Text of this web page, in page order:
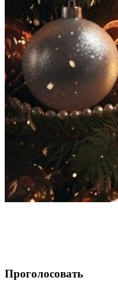
Проголосовать